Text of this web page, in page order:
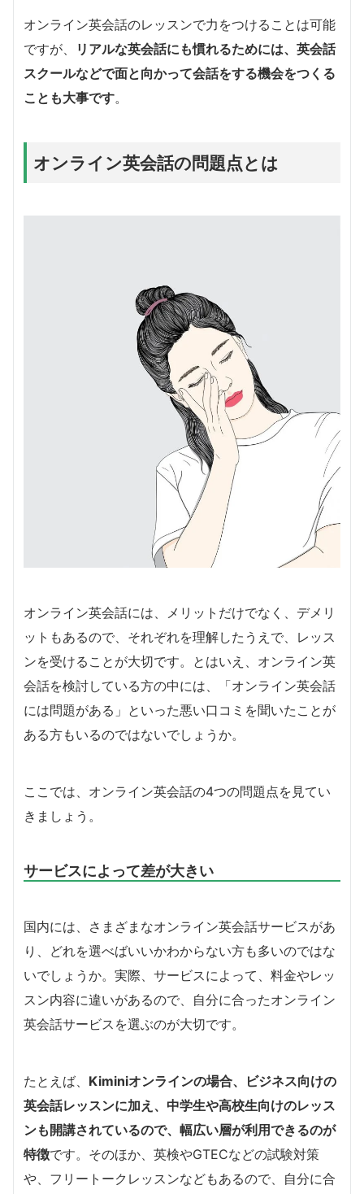
オンライン英会話のレッスンで力をつけることは可能
ですが、
リアルな英会話にも慣れるためには、英会話
スクールなどで面と向かって会話をする機会をつくる
ことも大事です。
オンライン英会話の問題点とは
オンライン英会話には、メリットだけでなく、デメリ
ットもあるので、それぞれを理解したうえで、レッス
ンを受けることが大切です。とはいえ、オンライン英
会話を検討している方の中には、「オンライン英会話
には問題がある」といった悪い口コミを聞いたことが
ある方もいるのではないでしょうか。
ここでは、オンライン英会話の4つの問題点を見てい
きましょう。
サービスによって差が大きい
国内には、さまざまなオンライン英会話サービスがあ
り、どれを選べばいいかわからない方も多いのではな
いでしょうか。実際、サービスによって、料金やレッ
スン内容に違いがあるので、自分に合ったオンライン
英会話サービスを選ぶのが大切です。
たとえば、 Kiminiオンラインの場合、ビジネス向けの
英会話レッスンに加え、中学生や高校生向けのレッス
ンも開講されているので、幅広い層が利用できるのが
特徴です。そのほか、英検やGTECなどの試験対策
や、フリートークレッスンなどもあるので、自分に合